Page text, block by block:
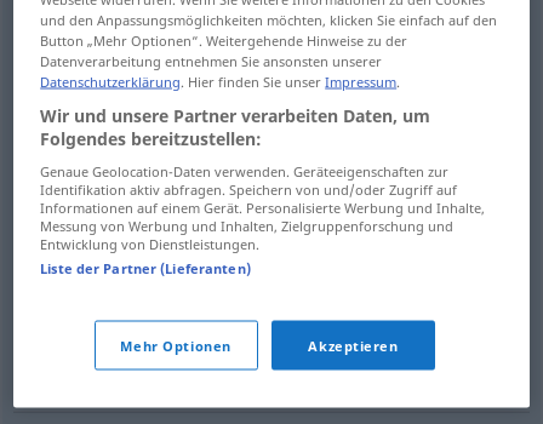
useless, futile, of nouse (PRÄD) nutzlos sinnlos
needless
unnecessary nutzlosunnötig
nutzlosmüßig
und den Anpassungsmöglichkeiten möchten, klicken Sie einfach auf den
Button „Mehr Optionen“. Weitergehende Hinweise zu der
Datenverarbeitung entnehmen Sie ansonsten unserer
Datenschutzerklärung. Hier finden Sie unserImpressum.
Wir und unsere Partner verarbeiten Daten, um
Folgendes bereitzustellen:
Genaue Geolocation-Daten verwenden. Geräteeigenschaften zur
Identifikation aktiv abfragen. Speichern von und/oder Zugriff auf
Informationen auf einem Gerät. Personalisierte Werbung und Inhalte,
Messung von Werbung und Inhalten, Zielgruppenforschung und
Entwicklung von Dienstleistungen.
Liste der Partner (Lieferanten)
Mehr Optionen Akzeptieren